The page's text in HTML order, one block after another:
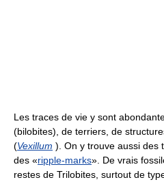
Les traces de vie y sont
(bilobites), de terriers, de
(Vexillum ). On y trouve aussi des
des «ripple-marks». De vrais
restes de Trilobites, surtout de